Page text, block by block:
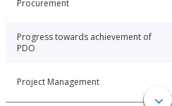
Procurement
Progress towards achievement of
PDO
Project Management